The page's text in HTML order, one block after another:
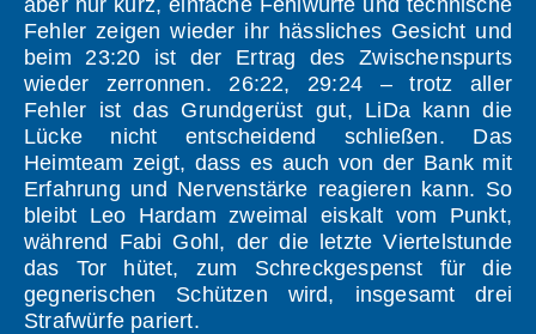
Fehler zeigen wieder ihr hässliches Gesicht und
beim 23:20 ist der Ertrag des Zwischenspurts
wieder zerronnen. 26:22, 29:24 – trotz aller
Fehler ist das Grundgerüst gut, LiDa kann die
Lücke nicht entscheidend schließen. Das
Heimteam zeigt, dass es auch von der Bank mit
Erfahrung und Nervenstärke reagieren kann. So
bleibt Leo Hardam zweimal eiskalt vom Punkt,
während Fabi Gohl, der die letzte Viertelstunde
das Tor hütet, zum Schreckgespenst für die
gegnerischen Schützen wird, insgesamt drei
Strafwürfe pariert.